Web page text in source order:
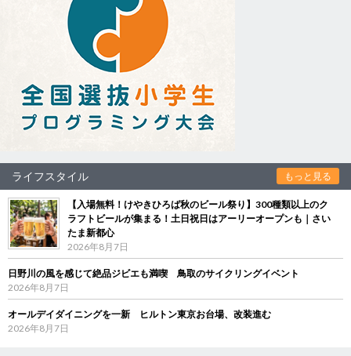
ライフスタイル もっと見る
【入場無料！けやきひろば秋のビール祭り】300種類以上のク
ラフトビールが集まる！土日祝日はアーリーオープンも｜さい
たま新都心
2026年8月7日
日野川の風を感じて絶品ジビエも満喫 鳥取のサイクリングイベント
2026年8月7日
オールデイダイニングを一新 ヒルトン東京お台場、改装進む
2026年8月7日